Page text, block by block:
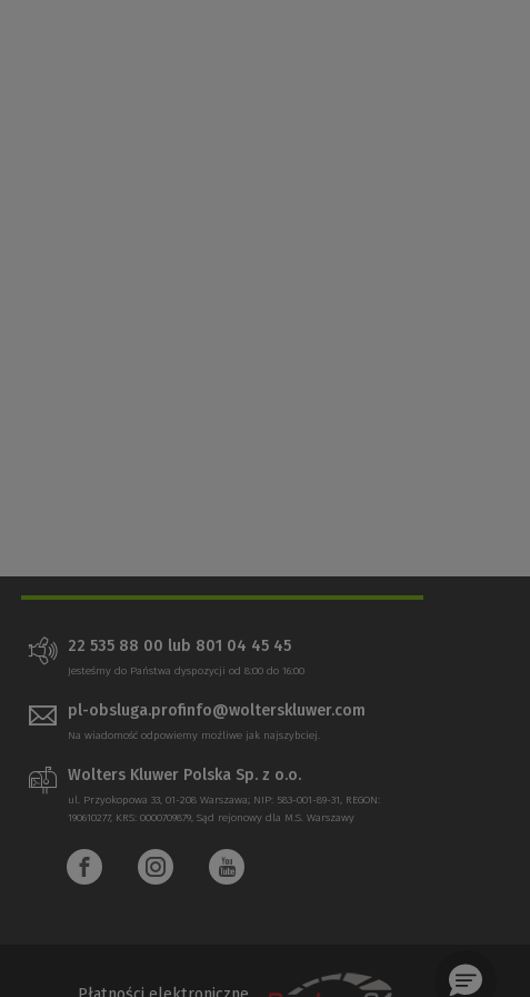
22 535 88 00 lub 801 04 45 45
Jesteśmy do Państwa dyspozycji od 8:00 do 16:00
pl-obsluga.profinfo@wolterskluwer.com
Na wiadomość odpowiemy możliwe jak najszybciej.
Wolters Kluwer Polska Sp. z o.o.
ul. Przyokopowa 33, 01-208 Warszawa; NIP: 583-001-89-31, REGON:
190610277, KRS: 0000709879, Sąd rejonowy dla M.S. Warszawy